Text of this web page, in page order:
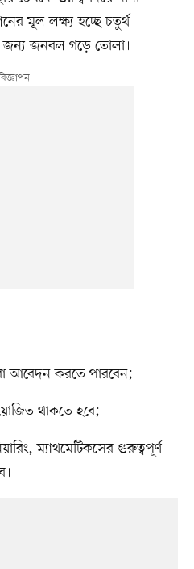
মূল লক্ষ্য হচ্ছে চতুর্থ
জন্য জনবল গড়ে তোলা।
আবেদন করতে পারবেন;
থাকতে হবে;
ম্যাথমেটিকসের গুরুত্বপূর্ণ